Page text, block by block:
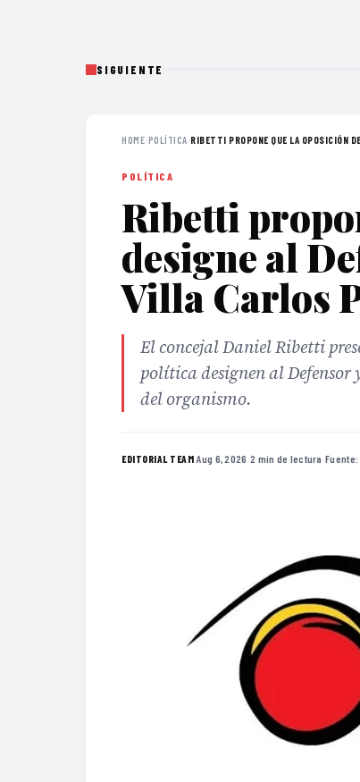
SIGUIENTE
HOME›POLÍTICA›RIBETTI PROPONE QUE LA OPOSICIÓN
POLÍTICA
Ribetti
designe al
Villa Carlos
El concejal Daniel Ribetti
política designen al
del organismo.
EDITORIAL TEAM·Aug 6, 2026 ·2 min de lectura ·Fuente: